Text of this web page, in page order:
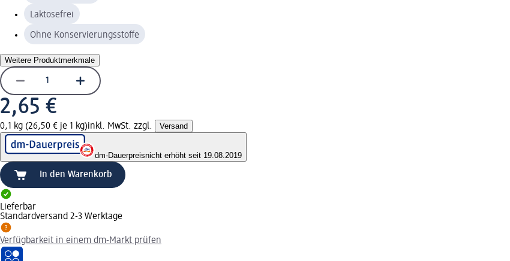
Laktosefrei
Ohne Konservierungsstoffe
Weitere Produktmerkmale
2,65 €
0,1 kg (26,50 € je 1 kg)inkl. MwSt. zzgl. Versand
dm-Dauerpreisnicht erhöht seit 19.08.2019
In den Warenkorb
Lieferbar
Standardversand 2-3 Werktage
Verfügbarkeit in einem dm-Markt prüfen